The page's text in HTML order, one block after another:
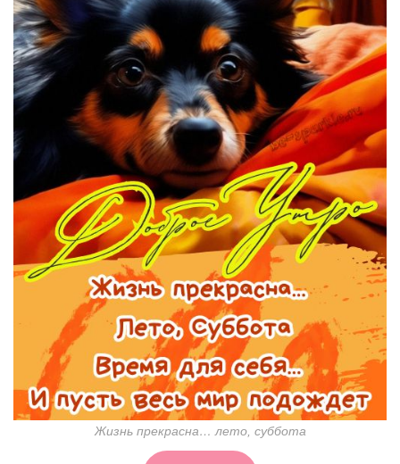
Жизнь прекрасна… лето, суббота